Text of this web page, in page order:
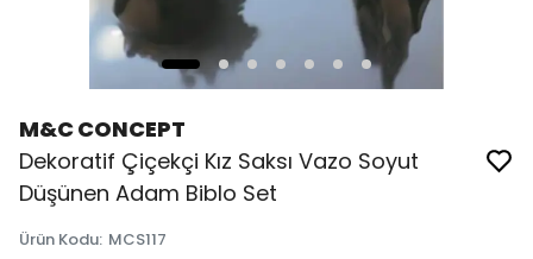
M&C CONCEPT
Dekoratif Çiçekçi Kız Saksı Vazo Soyut
Düşünen Adam Biblo Set
Ürün Kodu: MCS117